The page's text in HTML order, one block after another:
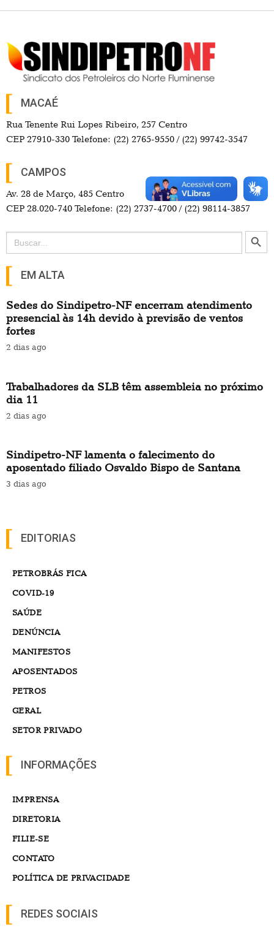
MACAÉ
Rua Tenente Rui Lopes Ribeiro, 257 Centro
CEP 27910-330 Telefone: (22) 2765-9550 / (22) 99742-3547
CAMPOS
Av. 28 de Março, 485 Centro
CEP 28.020-740 Telefone: (22) 2737-4700 / (22) 98114-3857
Search
for:
Search Button
EM ALTA
Sedes do Sindipetro-NF encerram atendimento
presencial às 14h devido à previsão de ventos
fortes
2 dias ago
Trabalhadores da SLB têm assembleia no próximo
dia 11
2 dias ago
Sindipetro-NF lamenta o falecimento do
aposentado filiado Osvaldo Bispo de Santana
3 dias ago
EDITORIAS
PETROBRÁS FICA
COVID-19
SAÚDE
DENÚNCIA
MANIFESTOS
APOSENTADOS
PETROS
GERAL
SETOR PRIVADO
INFORMAÇÕES
IMPRENSA
DIRETORIA
FILIE-SE
CONTATO
POLÍTICA DE PRIVACIDADE
REDES SOCIAIS